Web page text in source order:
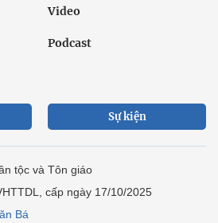
Video
Podcast
Sự kiện
tộc và Tôn giáo
cấp ngày 17/10/2025
Bá